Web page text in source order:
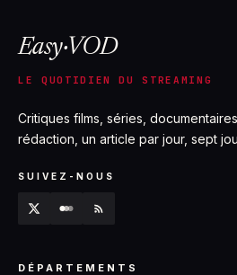
Easy·VOD
LE QUOTIDIEN DU STREAMING
Critiques films, séries,
rédaction, un article par jour, sept
SUIVEZ-NOUS
DÉPARTEMENTS